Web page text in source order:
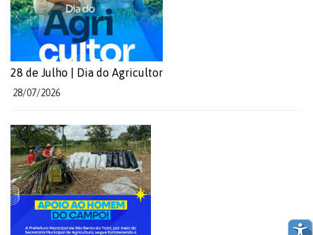
28 de Julho | Dia do Agricultor
28/07/2026